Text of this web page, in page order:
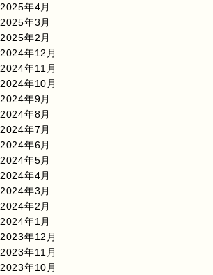
2025年4月
2025年3月
2025年2月
2024年12月
2024年11月
2024年10月
2024年9月
2024年8月
2024年7月
2024年6月
2024年5月
2024年4月
2024年3月
2024年2月
2024年1月
2023年12月
2023年11月
2023年10月